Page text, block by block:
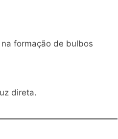
formação de bulbos
direta.